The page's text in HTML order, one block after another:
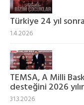
Türkiye 24 yıl
1.4.2026
TEMSA, A Milli
desteğini 2026
31.3.2026